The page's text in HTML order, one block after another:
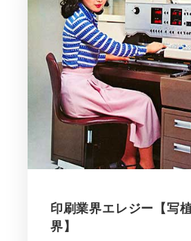
印刷業界エレジー【写
界】